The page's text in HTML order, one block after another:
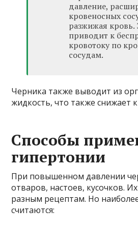
давление,
кровеносных
разжижая кровь.
приводит к
кровотоку по
сосудам.
Черника также выводит из
жидкость, что также снижает
Способы
гипертонии
При повышенном давлении
отваров, настоев, кусочков.
разным рецептам. Но
считаются: